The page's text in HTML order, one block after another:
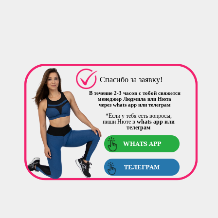
WHATS APP
Спасибо за заявку!
В течение 2-3 часов с тобой свяжется
менеджер Людмила или Нюта
через whats app или телеграм
*Если у тебя есть вопросы,
пиши Нюте в whats app или
телеграм
ТЕЛЕГРАМ